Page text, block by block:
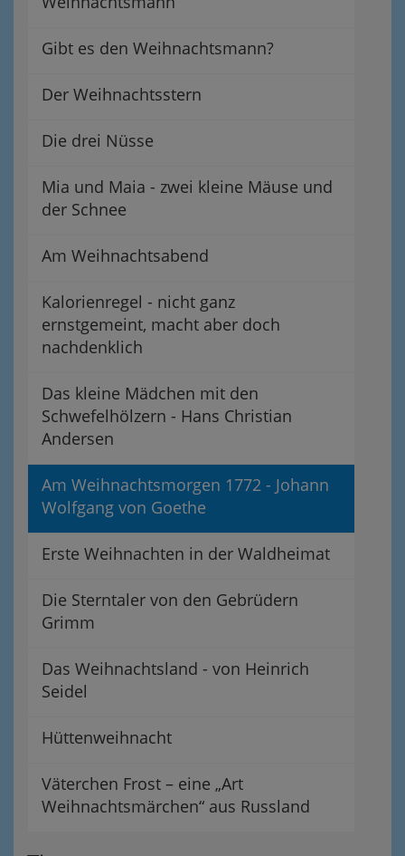
Gibt es den Weihnachtsmann?
Der Weihnachtsstern
Die drei Nüsse
Mia und Maia - zwei kleine Mäuse und
der Schnee
Am Weihnachtsabend
Kalorienregel - nicht ganz
ernstgemeint, macht aber doch
nachdenklich
Das kleine Mädchen mit den
Schwefelhölzern - Hans Christian
Andersen
Am Weihnachtsmorgen 1772 - Johann
Wolfgang von Goethe
Erste Weihnachten in der Waldheimat
Die Sterntaler von den Gebrüdern
Grimm
Das Weihnachtsland - von Heinrich
Seidel
Hüttenweihnacht
Väterchen Frost – eine „Art
Weihnachtsmärchen“ aus Russland